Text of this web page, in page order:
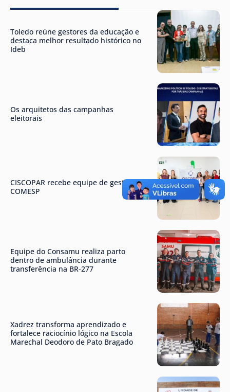
Toledo reúne gestores da educação e
destaca melhor resultado histórico no
Ideb
Os arquitetos das campanhas
eleitorais
CISCOPAR recebe equipe de gestão do
COMESP
Equipe do Consamu realiza parto
dentro de ambulância durante
transferência na BR-277
Xadrez transforma aprendizado e
fortalece raciocínio lógico na Escola
Marechal Deodoro de Pato Bragado